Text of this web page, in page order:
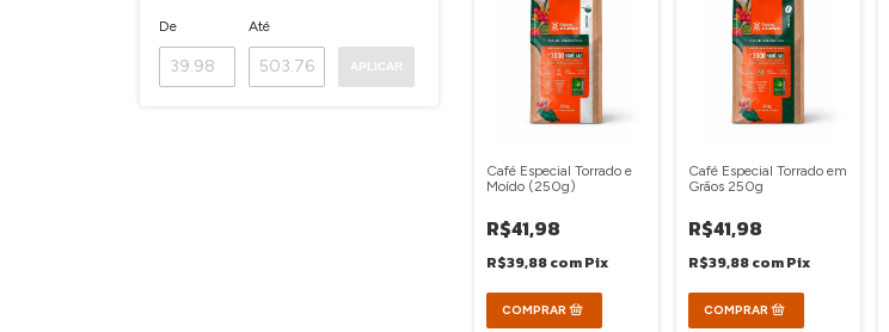
De Até
APLICAR
Café Especial Torrado e
Moído (250g)
R$41,98
R$39,88comPix
Café Especial Torrado em
Grãos 250g
R$41,98
R$39,88comPix